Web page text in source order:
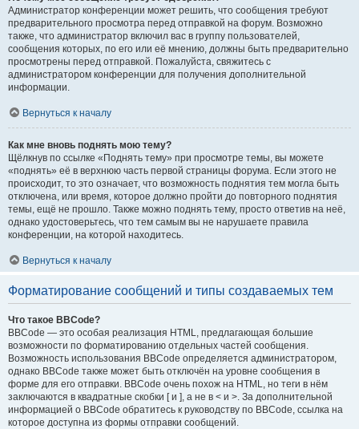
Администратор конференции может решить, что сообщения требуют
предварительного просмотра перед отправкой на форум. Возможно
также, что администратор включил вас в группу пользователей,
сообщения которых, по его или её мнению, должны быть предварительно
просмотрены перед отправкой. Пожалуйста, свяжитесь с
администратором конференции для получения дополнительной
информации.
Вернуться к началу
Как мне вновь поднять мою тему?
Щёлкнув по ссылке «Поднять тему» при просмотре темы, вы можете
«поднять» её в верхнюю часть первой страницы форума. Если этого не
происходит, то это означает, что возможность поднятия тем могла быть
отключена, или время, которое должно пройти до повторного поднятия
темы, ещё не прошло. Также можно поднять тему, просто ответив на неё,
однако удостоверьтесь, что тем самым вы не нарушаете правила
конференции, на которой находитесь.
Вернуться к началу
Форматирование сообщений и типы создаваемых тем
Что такое BBCode?
BBCode — это особая реализация HTML, предлагающая большие
возможности по форматированию отдельных частей сообщения.
Возможность использования BBCode определяется администратором,
однако BBCode также может быть отключён на уровне сообщения в
форме для его отправки. BBCode очень похож на HTML, но теги в нём
заключаются в квадратные скобки [ и ], а не в < и >. За дополнительной
информацией о BBCode обратитесь к руководству по BBCode, ссылка на
которое доступна из формы отправки сообщений.